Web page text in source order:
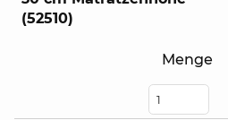
(52510)
Menge